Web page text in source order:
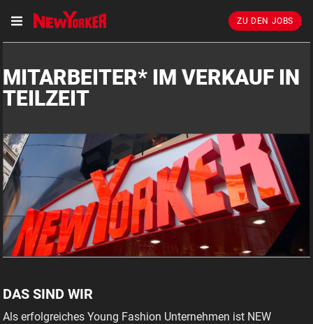
ZU DEN JOBS
MITARBEITER* IM VERKAUF IN
TEILZEIT
DAS SIND WIR
Als erfolgreiches Young Fashion Unternehmen ist NEW